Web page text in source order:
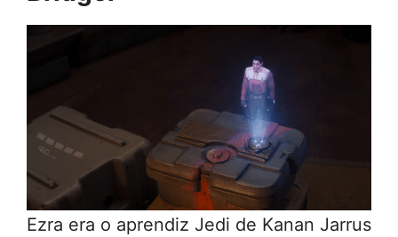
Ezra era o aprendiz Jedi de Kanan Jarrus